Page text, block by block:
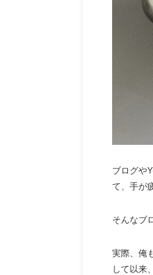
ブログや
て、手が
そんなブ
実際、俺
して以来